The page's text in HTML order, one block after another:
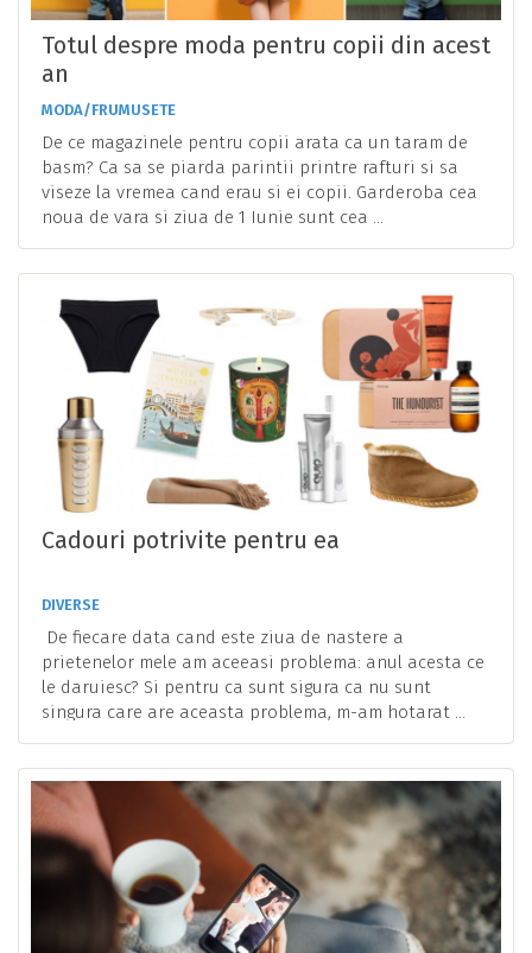
Totul despre moda pentru copii din acest
an
MODA/FRUMUSETE
De ce magazinele pentru copii arata ca un taram de
basm? Ca sa se piarda parintii printre rafturi si sa
viseze la vremea cand erau si ei copii. Garderoba cea
noua de vara si ziua de 1 Iunie sunt cea ...
Cadouri potrivite pentru ea
DIVERSE
De fiecare data cand este ziua de nastere a
prietenelor mele am aceeasi problema: anul acesta ce
le daruiesc? Si pentru ca sunt sigura ca nu sunt
singura care are aceasta problema, m-am hotarat ...